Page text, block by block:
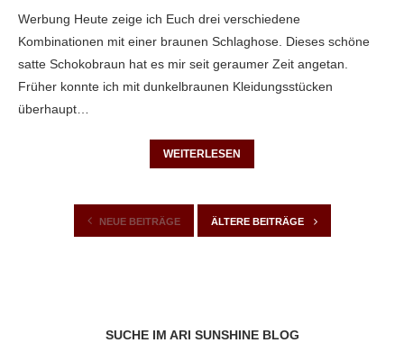
Werbung Heute zeige ich Euch drei verschiedene
Kombinationen mit einer braunen Schlaghose. Dieses schöne
satte Schokobraun hat es mir seit geraumer Zeit angetan.
Früher konnte ich mit dunkelbraunen Kleidungsstücken
überhaupt…
WEITERLESEN
NEUE BEITRÄGE ÄLTERE BEITRÄGE
SUCHE IM ARI SUNSHINE BLOG